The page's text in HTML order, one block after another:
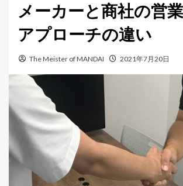
メーカーと商社の営
アプローチの違い
The Meister of MANDAI 2021年7月20日